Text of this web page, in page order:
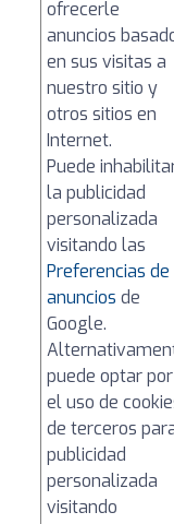
ofrecerle
anuncios
en sus visitas a
nuestro sitio y
otros sitios en
Internet.
Puede
la publicidad
personalizada
visitando las
Preferencias de
anuncios de
Google.
puede optar por
el uso de
de terceros
publicidad
personalizada
visitando